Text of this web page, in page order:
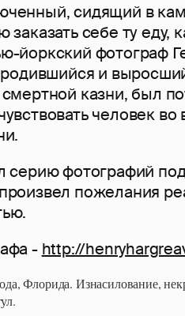
сидящий в
заказать себе ту еду,
йоркский фотограф
и
смертной казни, был
человек
серию фотографий
пожелания
- http://
Флорида. Изнасилование,